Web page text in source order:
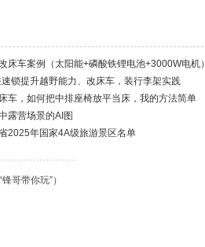
床车案例（太阳能+磷酸铁锂电池+3000W电机）
锁提升越野能力、改床车，装行李架实践
车，如何把中排座椅放平当床，我的方法简单
露营场景的AI图
2025年国家4A级旅游景区名单
哥带你玩”）